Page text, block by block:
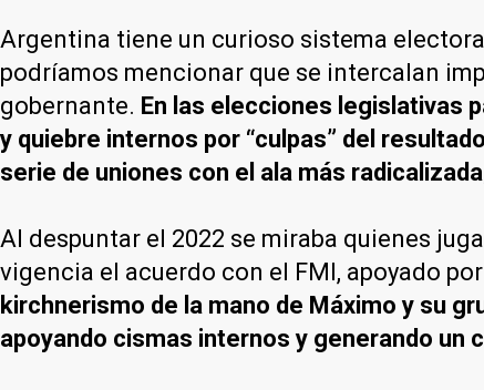
Argentina tiene un curioso sistema
podríamos mencionar que se intercalan
gobernante. En las elecciones legislativas
y quiebre internos por “culpas” del
serie de uniones con el ala más
Al despuntar el 2022 se miraba quienes
vigencia el acuerdo con el FMI, apoyado
kirchnerismo de la mano de Máximo y su
apoyando cismas internos y generando un